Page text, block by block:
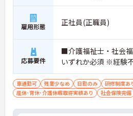
雇用形態 正社員(正職員)
応募要件
■介護福祉士・社会
いずれか必須 ※経験
車通勤可 残業少なめ 日勤のみ
研修制度あ
産休･育休･介護休暇取得実績あり
社会保険完備